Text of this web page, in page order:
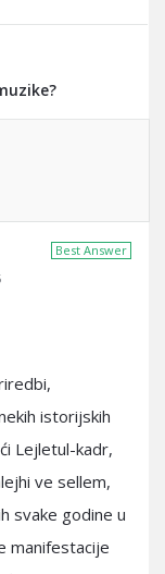
Best Answer
istorijskih
Lejletul-kadr,
ve sellem,
svake godine u
manifestacije